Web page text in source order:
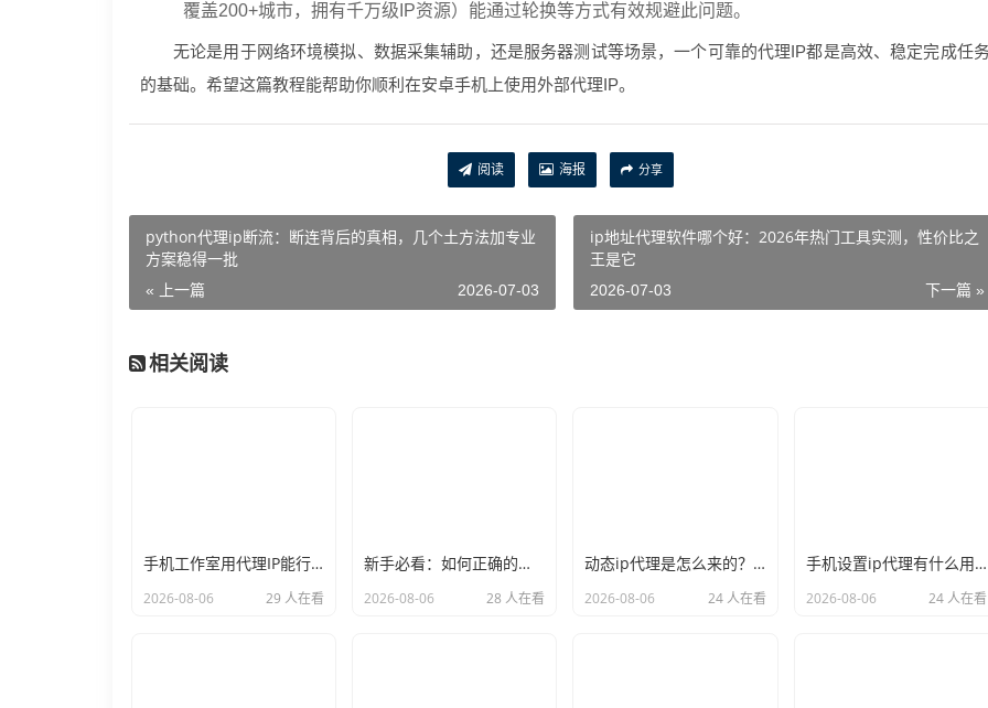
覆盖200+城市，拥有千万级IP资源）能通过轮换等方式有效规避此问题。
无论是用于网络环境模拟、数据采集辅助，还是服务器测试等场景，一个可靠的代理IP都是高效、稳定完成任务
的基础。希望这篇教程能帮助你顺利在安卓手机上使用外部代理IP。
阅读 海报 分享
python代理ip断流：断连背后的真相，几个土方法加专业
方案稳得一批
« 上一篇 2026-07-03
ip地址代理软件哪个好：2026年热门工具实测，性价比之
王是它
下一篇 »
2026-07-03
相关阅读
手机工作室用代理IP能行么？过来人的经验告诉你答案
2026-08-06 29 人在看
新手必看：如何正确的选择代理ip软件，别再交智商税了
2026-08-06 28 人在看
动态ip代理是怎么来的？背后的原理比你想象的精彩
2026-08-06 24 人在看
手机设置ip代理有什么用？不只是改定位那么简单
2026-08-06 24 人在看